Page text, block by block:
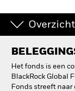
Overzicht
Het fonds is een
BlackRock Global
Fonds streeft